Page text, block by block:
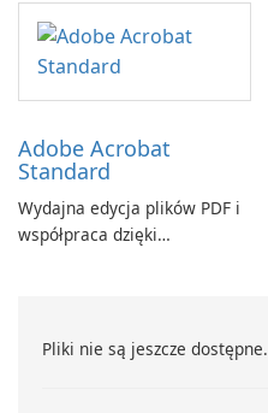
Adobe Acrobat
Standard
Wydajna edycja plików PDF i
współpraca dzięki
Pliki nie są jeszcze dostępne.